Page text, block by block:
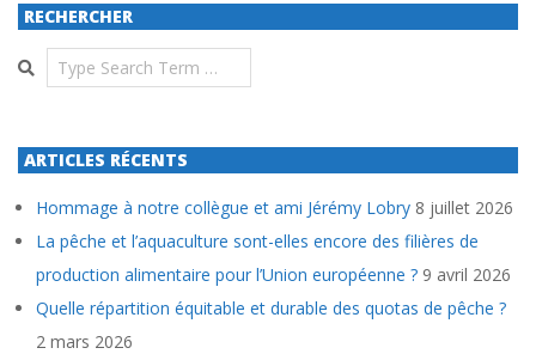
RECHERCHER
Search
ARTICLES RÉCENTS
Hommage à notre collègue et ami Jérémy Lobry 8 juillet 2026
La pêche et l’aquaculture sont-elles encore des filières de
production alimentaire pour l’Union européenne ? 9 avril 2026
Quelle répartition équitable et durable des quotas de pêche ?
2 mars 2026